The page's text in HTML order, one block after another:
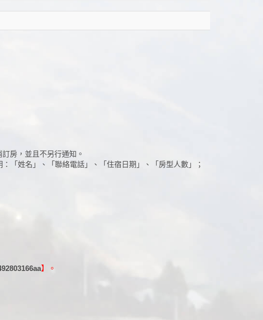
房，並且不另行通知。
「姓名」、「聯絡電話」、「住宿日期」、「房型人數」；
】。